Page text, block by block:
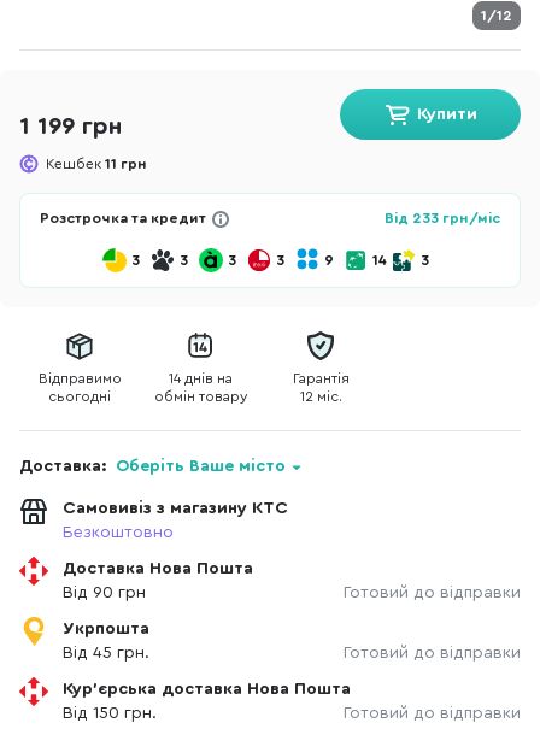
1/12
1 199 грн
Кешбек 11 грн
Купити
Розстрочка та кредит Від 233 грн/міс
3 3 3 3 9 14 3
Відправимо
сьогодні
14 днів на
обмін товару
Гарантія
12 міс.
Доставка: Оберіть Ваше місто
Самовивіз з магазину КТС
Безкоштовно
Доставка Нова Пошта
Від 90 грн
Готовий до відправки
Укрпошта
Від 45 грн.
Готовий до відправки
Кур'єрська доставка Нова Пошта
Від 150 грн.
Готовий до відправки